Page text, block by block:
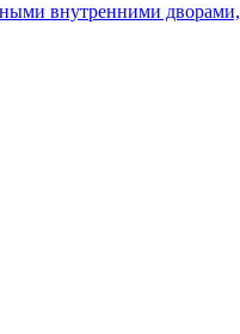
внутренними дворами,